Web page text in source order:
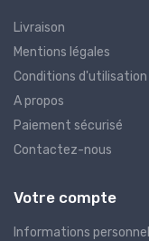
Livraison
Mentions légales
Conditions d'utilisation
A propos
Paiement sécurisé
Contactez-nous
Votre compte
Informations